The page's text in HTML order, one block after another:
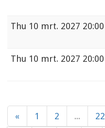
Thu 10 mrt. 2027 20:00
Thu 10 mrt. 2027 20:00
« 1 2 ... 22